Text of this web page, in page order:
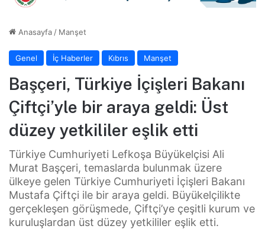
Anasayfa / Manşet
Genel İç Haberler Kıbrıs Manşet
Başçeri, Türkiye İçişleri Bakanı
Çiftçi’yle bir araya geldi: Üst
düzey yetkililer eşlik etti
Türkiye Cumhuriyeti Lefkoşa Büyükelçisi Ali
Murat Başçeri, temaslarda bulunmak üzere
ülkeye gelen Türkiye Cumhuriyeti İçişleri Bakanı
Mustafa Çiftçi ile bir araya geldi. Büyükelçilikte
gerçekleşen görüşmede, Çiftçi’ye çeşitli kurum ve
kuruluşlardan üst düzey yetkililer eşlik etti.